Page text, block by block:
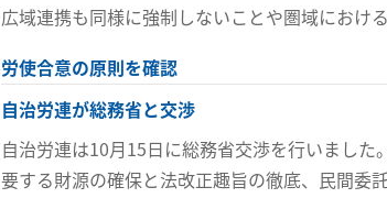
広域連携も同様に強制しないことや圏域におけ
労使合意の原則を確認
自治労連が総務省と交渉
自治労連は10月15日に総務省交渉を行いまし
要する財源の確保と法改正趣旨の徹底、民間委